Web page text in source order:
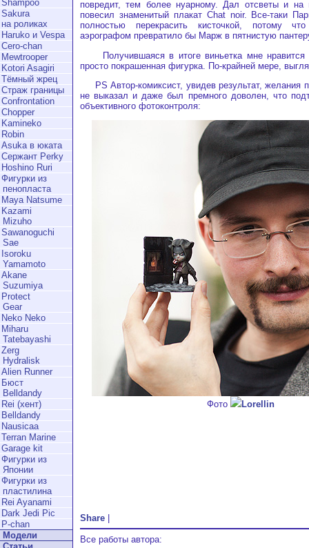
Shampoo
Sakura
на роликах
Haruko и Vespa
Cero-chan
Mewtrooper
Kotori Asagiri
Тёмный жрец
Страж границы
Confrontation
Chopper
Kamineko
Robin
Asuka в юката
Сержант Perky
Hoshino Ruri
Фигурки из
пенопласта
Maya Natsume
Kazami
Mizuho
Sawanoguchi
Sae
Isoroku
Yamamoto
Akane
Suzumiya
Protect
Gear
Neko Neko
Miharu
Tatebayashi
Zerg
Hydralisk
Alien Runner
Бюст
Belldandy
Rei (хент)
Belldandy
Nausicaa
Terran Marine
Garage kit
Фигурки из
Японии
Фигурки из
пластилина
Rei Ayanami
Dark Jedi Pic
P-chan
Модели
повредит, тем более нуарному. Дал отсветы и на
повесил знаменитый плакат Chat noir. Все-таки
полностью перекрасить кисточкой, потому
аэрографом превратило бы Марж в пятнистую
Получившаяся в итоге виньетка мне нравится
просто покрашенная фигурка. По-крайней мере,
PS Автор-комиксист, увидев результат, желания
не выказал и даже был премного доволен, что
объективного фотоконтроля:
Фото Lorellin
Share
Все работы автора: